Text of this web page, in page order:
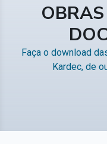
Faça o download
Kardec, de